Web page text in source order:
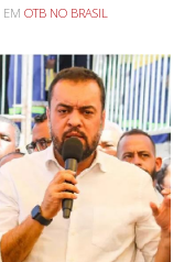
EMOTB NO BRASIL